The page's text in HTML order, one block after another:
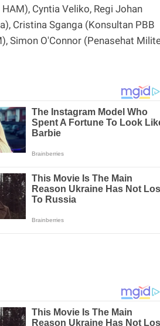
Cyntia Veliko, Regi Johan
Cristina Sganga (Konsultan PBB
Simon O'Connor (Penasehat